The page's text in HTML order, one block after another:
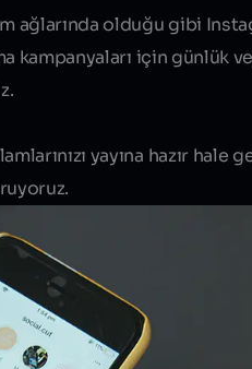
ağlarında olduğu gibi
kampanyaları için
yayına hazır